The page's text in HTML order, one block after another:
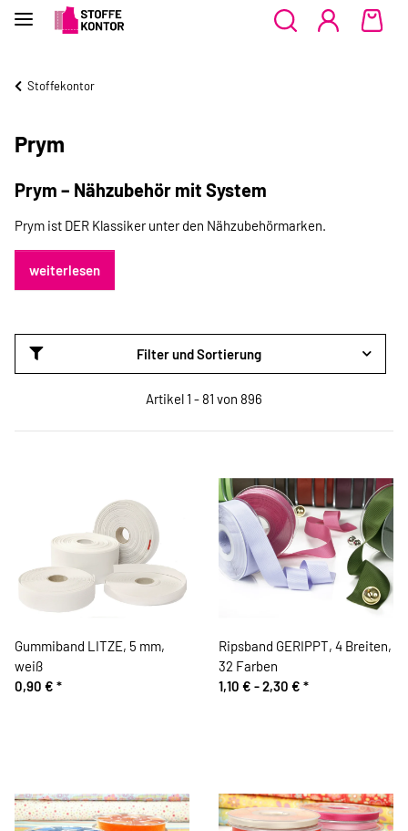
Stoffekontor
Prym
Prym – Nähzubehör mit System
Prym ist DER Klassiker unter den Nähzubehörmarken.
weiterlesen
Filter und Sortierung
Artikel 1 - 81 von 896
Gummiband LITZE, 5 mm,
weiß
0,90 € *
Ripsband GERIPPT, 4 Breiten,
32 Farben
1,10 € -2,30 € *